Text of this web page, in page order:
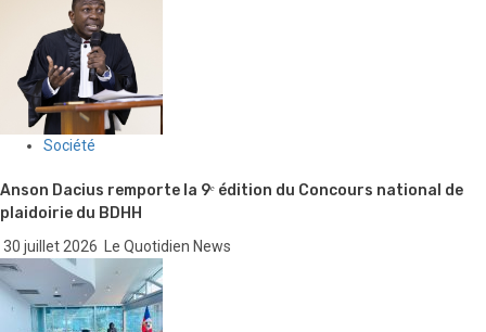
Société
Anson Dacius remporte la 9ᵉ édition du Concours national de
plaidoirie du BDHH
30 juillet 2026 Le Quotidien News